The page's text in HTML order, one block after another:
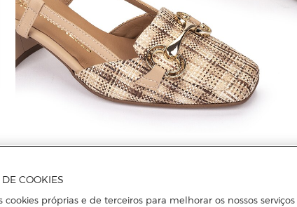
COOKIES
cookies próprias e de terceiros para melhorar os nossos